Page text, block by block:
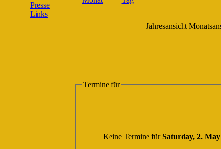
Presse
Links
Jahresansicht
Termine für
Keine Termine fürSaturday, 2. May